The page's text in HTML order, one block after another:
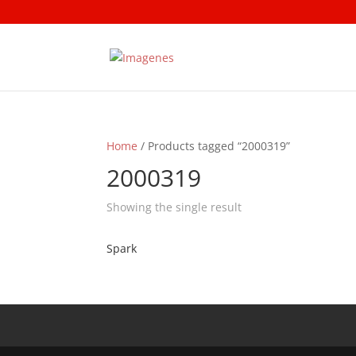
Home / Products tagged “2000319”
2000319
Showing the single result
Spark